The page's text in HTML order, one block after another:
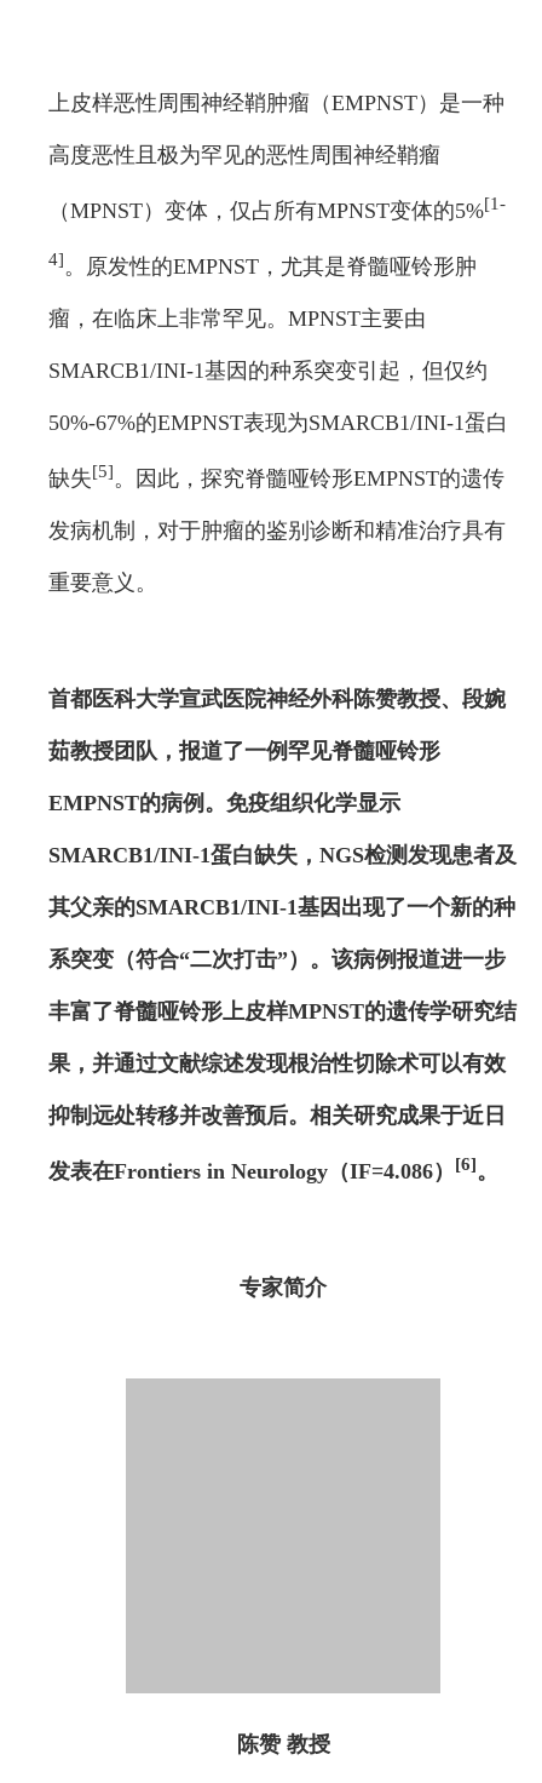
上皮样恶性周围神经鞘肿瘤（EMPNST）是一种
高度恶性且极为罕见的恶性周围神经鞘瘤
（MPNST）变体，仅占所有MPNST变体的5%[1-
4]。原发性的EMPNST，尤其是脊髓哑铃形肿
瘤，在临床上非常罕见。MPNST主要由
SMARCB1/INI-1基因的种系突变引起，但仅约
50%-67%的EMPNST表现为SMARCB1/INI-1蛋白
缺失[5]。因此，探究脊髓哑铃形EMPNST的遗传
发病机制，对于肿瘤的鉴别诊断和精准治疗具有
重要意义。
首都医科大学宣武医院神经外科陈赞教授、段婉
茹教授团队，报道了一例罕见脊髓哑铃形
EMPNST的病例。免疫组织化学显示
SMARCB1/INI-1蛋白缺失，NGS检测发现患者及
其父亲的SMARCB1/INI-1基因出现了一个新的种
系突变（符合“二次打击”）。 该病例报道进一步
丰富了脊髓哑铃形上皮样MPNST的遗传学研究结
果，并通过文献综述发现根治性切除术可以有效
抑制远处转移并改善预后。相关研究成果于近日
发表在Frontiers in Neurology（IF=4.086） [6]。
专家简介
陈赞 教授